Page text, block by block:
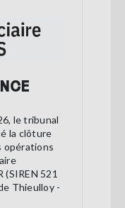
le tribunal
la clôture
opérations
(SIREN 521
Thieulloy -